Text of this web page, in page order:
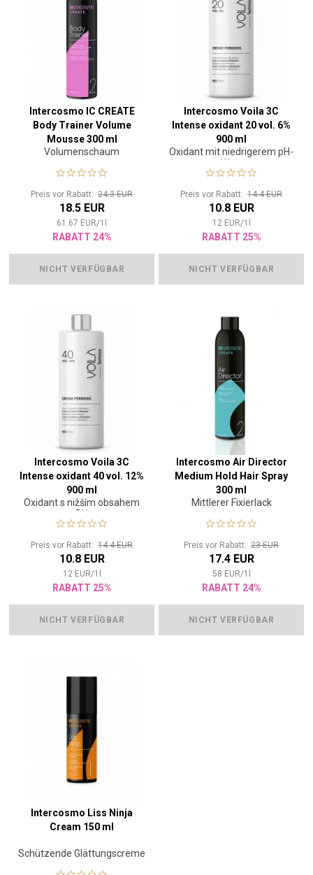
Intercosmo IC CREATE
Body Trainer Volume
Mousse 300 ml
Volumenschaum
Preis vor Rabatt: 24.3 EUR
18.5 EUR
61.67 EUR/1
RABATT 24%
NICHT VERFÜGBAR
Intercosmo Voila 3C
Intense oxidant 20 vol. 6%
900 ml
Oxidant mit niedrigerem pH-
Wert
Preis vor Rabatt: 14.4 EUR
10.8 EUR
12 EUR/1
RABATT 25%
NICHT VERFÜGBAR
Intercosmo Voila 3C
Intense oxidant 40 vol. 12%
900 ml
Oxidant s nižším obsahem
PH
Preis vor Rabatt: 14.4 EUR
10.8 EUR
12 EUR/1
RABATT 25%
NICHT VERFÜGBAR
Intercosmo Air Director
Medium Hold Hair Spray
300 ml
Mittlerer Fixierlack
Preis vor Rabatt: 23 EUR
17.4 EUR
58 EUR/1
RABATT 24%
NICHT VERFÜGBAR
Intercosmo Liss Ninja
Cream 150 ml
Schützende Glättungscreme